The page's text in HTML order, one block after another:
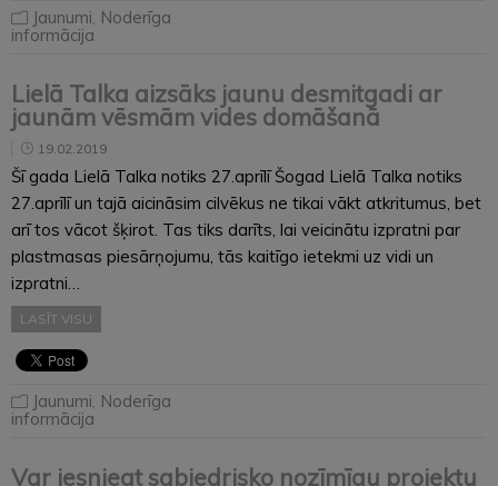
Jaunumi Noderīga
informācija
Lielā Talka aizsāks jaunu desmitgadi ar
jaunām vēsmām vides domāšanā
19.02.2019
Šī gada Lielā Talka notiks 27.aprīlī Šogad Lielā Talka notiks
27.aprīlī un tajā aicināsim cilvēkus ne tikai vākt atkritumus, bet
arī tos vācot šķirot. Tas tiks darīts, lai veicinātu izpratni par
plastmasas piesārņojumu, tās kaitīgo ietekmi uz vidi un
izpratni…
LASĪT VISU
Jaunumi Noderīga
informācija
Var iesniegt sabiedrisko nozīmīgu projektu